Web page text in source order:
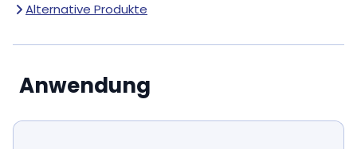
Alternative Produkte
Anwendung